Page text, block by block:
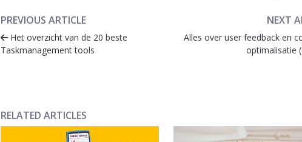
PREVIOUS ARTICLE
Het overzicht van de 20 beste
Taskmanagement tools
NEXT
Alles over user feedback en
optimalisatie
RELATED ARTICLES